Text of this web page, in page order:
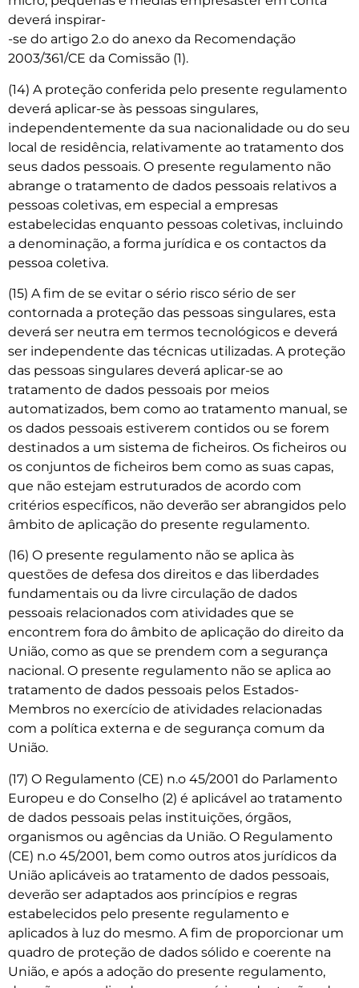
deverá inspirar-
-se do artigo 2.o do anexo da Recomendação
2003/361/CE da Comissão (1).
(14) A proteção conferida pelo presente regulamento
deverá aplicar-se às pessoas singulares,
independentemente da sua nacionalidade ou do seu
local de residência, relativamente ao tratamento dos
seus dados pessoais. O presente regulamento não
abrange o tratamento de dados pessoais relativos a
pessoas coletivas, em especial a empresas
estabelecidas enquanto pessoas coletivas, incluindo
a denominação, a forma jurídica e os contactos da
pessoa coletiva.
(15) A fim de se evitar o sério risco sério de ser
contornada a proteção das pessoas singulares, esta
deverá ser neutra em termos tecnológicos e deverá
ser independente das técnicas utilizadas. A proteção
das pessoas singulares deverá aplicar-se ao
tratamento de dados pessoais por meios
automatizados, bem como ao tratamento manual, se
os dados pessoais estiverem contidos ou se forem
destinados a um sistema de ficheiros. Os ficheiros ou
os conjuntos de ficheiros bem como as suas capas,
que não estejam estruturados de acordo com
critérios específicos, não deverão ser abrangidos pelo
âmbito de aplicação do presente regulamento.
(16) O presente regulamento não se aplica às
questões de defesa dos direitos e das liberdades
fundamentais ou da livre circulação de dados
pessoais relacionados com atividades que se
encontrem fora do âmbito de aplicação do direito da
União, como as que se prendem com a segurança
nacional. O presente regulamento não se aplica ao
tratamento de dados pessoais pelos Estados-
Membros no exercício de atividades relacionadas
com a política externa e de segurança comum da
União.
(17) O Regulamento (CE) n.o 45/2001 do Parlamento
Europeu e do Conselho (2) é aplicável ao tratamento
de dados pessoais pelas instituições, órgãos,
organismos ou agências da União. O Regulamento
(CE) n.o 45/2001, bem como outros atos jurídicos da
União aplicáveis ao tratamento de dados pessoais,
deverão ser adaptados aos princípios e regras
estabelecidos pelo presente regulamento e
aplicados à luz do mesmo. A fim de proporcionar um
quadro de proteção de dados sólido e coerente na
União, e após a adoção do presente regulamento,